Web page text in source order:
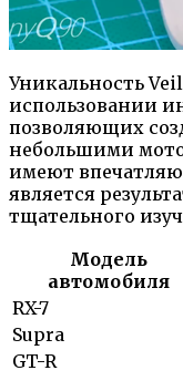
Уникальность
использовании
позволяющих
небольшими
имеют
является
тщательного
Модель
автомобиля
RX-7
Supra
GT-R